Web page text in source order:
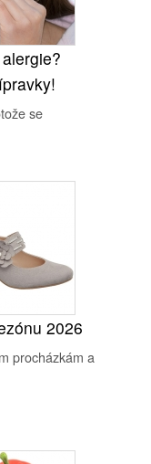
se
2026
procházkám a